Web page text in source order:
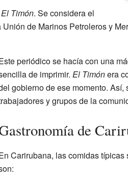
El Timón. Se considera el
de Marinos Petroleros y
periódico se hacía con una
de imprimir. El Timónera
gobierno de ese momento.
y grupos de la
de
Carirubana, las comidas